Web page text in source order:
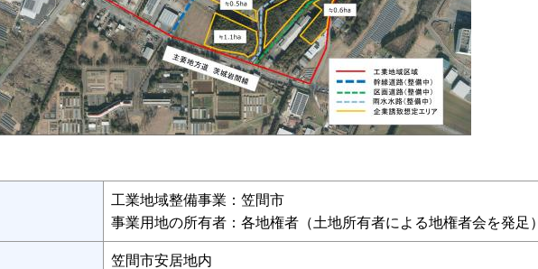
工業地域整備事業：笠間市
事業用地の所有者：各地権者（土地所有者による地権者会を発足）
笠間市安居地内